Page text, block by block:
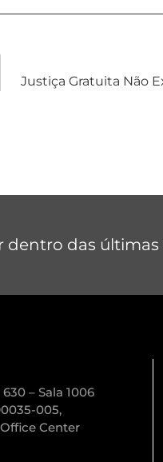
dentro das últimas
– Sala 1006
005,
Center